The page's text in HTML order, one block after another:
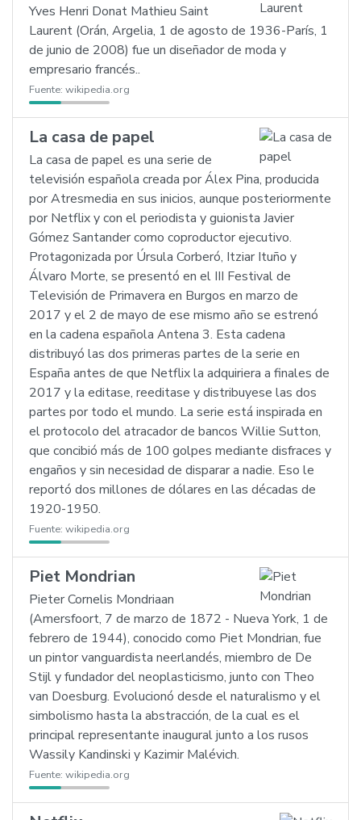
Yves Henri Donat Mathieu Saint
Laurent (Orán, Argelia, 1 de agosto de 1936-París, 1
de junio de 2008) fue un diseñador de moda y
empresario francés..
Fuente: wikipedia.org
La casa de papel
La casa de papel es una serie de
televisión española creada por Álex Pina, producida
por Atresmedia en sus inicios, aunque posteriormente
por Netflix y con el periodista y guionista Javier
Gómez Santander como coproductor ejecutivo.
Protagonizada por Úrsula Corberó, Itziar Ituño y
Álvaro Morte, se presentó en el III Festival de
Televisión de Primavera en Burgos en marzo de
2017 y el 2 de mayo de ese mismo año se estrenó
en la cadena española Antena 3. Esta cadena
distribuyó las dos primeras partes de la serie en
España antes de que Netflix la adquiriera a finales de
2017 y la editase, reeditase y distribuyese las dos
partes por todo el mundo. La serie está inspirada en
el protocolo del atracador de bancos Willie Sutton,
que concibió más de 100 golpes mediante disfraces y
engaños y sin necesidad de disparar a nadie. Eso le
reportó dos millones de dólares en las décadas de
1920-1950.
Fuente: wikipedia.org
Piet Mondrian
Pieter Cornelis Mondriaan
(Amersfoort, 7 de marzo de 1872 - Nueva York, 1 de
febrero de 1944), conocido como Piet Mondrian, fue
un pintor vanguardista neerlandés, miembro de De
Stijl y fundador del neoplasticismo, junto con Theo
van Doesburg. Evolucionó desde el naturalismo y el
simbolismo hasta la abstracción, de la cual es el
principal representante inaugural junto a los rusos
Wassily Kandinski y Kazimir Malévich.
Fuente: wikipedia.org